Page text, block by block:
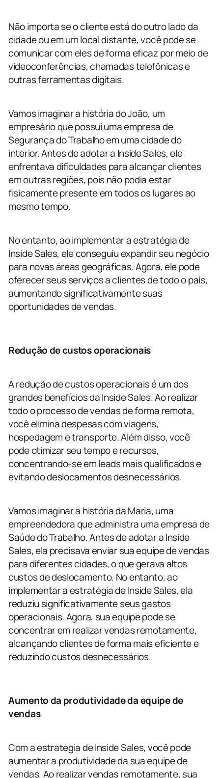
Não importa se o cliente está do outro lado da
cidade ou em um local distante, você pode se
comunicar com eles de forma eficaz por meio de
videoconferências, chamadas telefônicas e
outras ferramentas digitais.
Vamos imaginar a história do João, um
empresário que possui uma empresa de
Segurança do Trabalho em uma cidade do
interior. Antes de adotar a Inside Sales, ele
enfrentava dificuldades para alcançar clientes
em outras regiões, pois não podia estar
fisicamente presente em todos os lugares ao
mesmo tempo.
No entanto, ao implementar a estratégia de
Inside Sales, ele conseguiu expandir seu negócio
para novas áreas geográficas. Agora, ele pode
oferecer seus serviços a clientes de todo o país,
aumentando significativamente suas
oportunidades de vendas.
Redução de custos operacionais
A redução de custos operacionais é um dos
grandes benefícios da Inside Sales. Ao realizar
todo o processo de vendas de forma remota,
você elimina despesas com viagens,
hospedagem e transporte. Além disso, você
pode otimizar seu tempo e recursos,
concentrando-se em leads mais qualificados e
evitando deslocamentos desnecessários.
Vamos imaginar a história da Maria, uma
empreendedora que administra uma empresa de
Saúde do Trabalho. Antes de adotar a Inside
Sales, ela precisava enviar sua equipe de vendas
para diferentes cidades, o que gerava altos
custos de deslocamento. No entanto, ao
implementar a estratégia de Inside Sales, ela
reduziu significativamente seus gastos
operacionais. Agora, sua equipe pode se
concentrar em realizar vendas remotamente,
alcançando clientes de forma mais eficiente e
reduzindo custos desnecessários.
Aumento da produtividade da equipe de
vendas
Com a estratégia de Inside Sales, você pode
aumentar a produtividade da sua equipe de
vendas. Ao realizar vendas remotamente, sua